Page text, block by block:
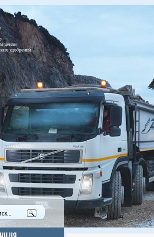
ценам
удобрений